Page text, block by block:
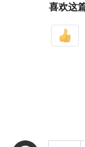
喜欢这